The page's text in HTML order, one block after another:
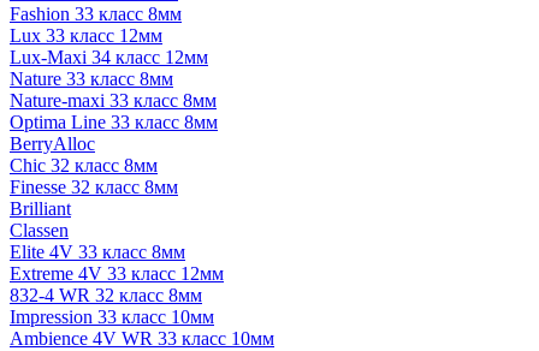
Fashion 33 класс 8мм
Lux 33 класс 12мм
Lux-Maxi 34 класс 12мм
Nature 33 класс 8мм
Nature-maxi 33 класс 8мм
Optima Line 33 класс 8мм
BerryAlloc
Chic 32 класс 8мм
Finesse 32 класс 8мм
Brilliant
Classen
Elite 4V 33 класс 8мм
Extreme 4V 33 класс 12мм
832-4 WR 32 класс 8мм
Impression 33 класс 10мм
Ambience 4V WR 33 класс 10мм